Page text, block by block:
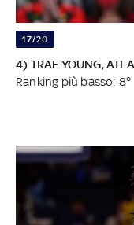
17/20
4) TRAE YOUNG,
Ranking più basso: 8°